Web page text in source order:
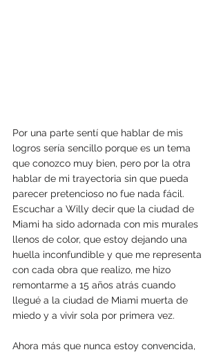
Por una parte sentí que hablar de mis
logros sería sencillo porque es un tema
que conozco muy bien, pero por la otra
hablar de mi trayectoria sin que pueda
parecer pretencioso no fue nada fácil.
Escuchar a Willy decir que la ciudad de
Miami ha sido adornada con mis murales
llenos de color, que estoy dejando una
huella inconfundible y que me representa
con cada obra que realizo, me hizo
remontarme a 15 años atrás cuando
llegué a la ciudad de Miami muerta de
miedo y a vivir sola por primera vez.
Ahora más que nunca estoy convencida,